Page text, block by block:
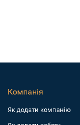
Компанія
Як додати компанiю